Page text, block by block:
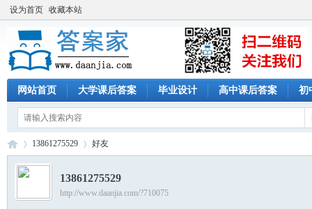
设为首页 收藏本站
网站首页 大学课后答案 毕业设计 高中课后答案 初
›
13861275529 好友
13861275529
http://www.daanjia.com/?710075